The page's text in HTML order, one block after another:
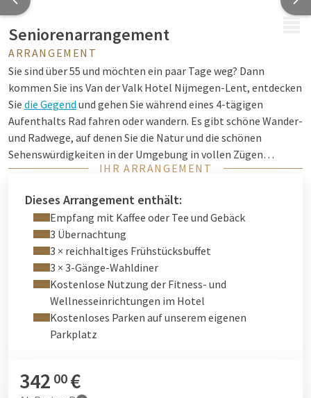
Seniorenarrangement
ARRANGEMENT
Sie sind über 55 und möchten ein paar Tage weg? Dann
kommen Sie ins Van der Valk Hotel Nijmegen-Lent, entdecken
Sie die Gegend und gehen Sie während eines 4-tägigen
Aufenthalts Rad fahren oder wandern. Es gibt schöne Wander-
und Radwege, auf denen Sie die Natur und die schönen
Sehenswürdigkeiten in der Umgebung in vollen Zügen
genießen können. Möchten Sie sich nach einem schönen Tag
Wellnesseinrichtungen!
IHR ARRANGEMENT
Dieses Arrangement enthält:
Empfang mit Kaffee oder Tee und Gebäck
3 Übernachtung
3 × reichhaltiges Frühstücksbuffet
3 × 3-Gänge-Wahldiner
Kostenlose Nutzung der Fitness- und
Wellnesseinrichtungen im Hotel
Kostenloses Parken auf unserem eigenen
Parkplatz
342 00 €